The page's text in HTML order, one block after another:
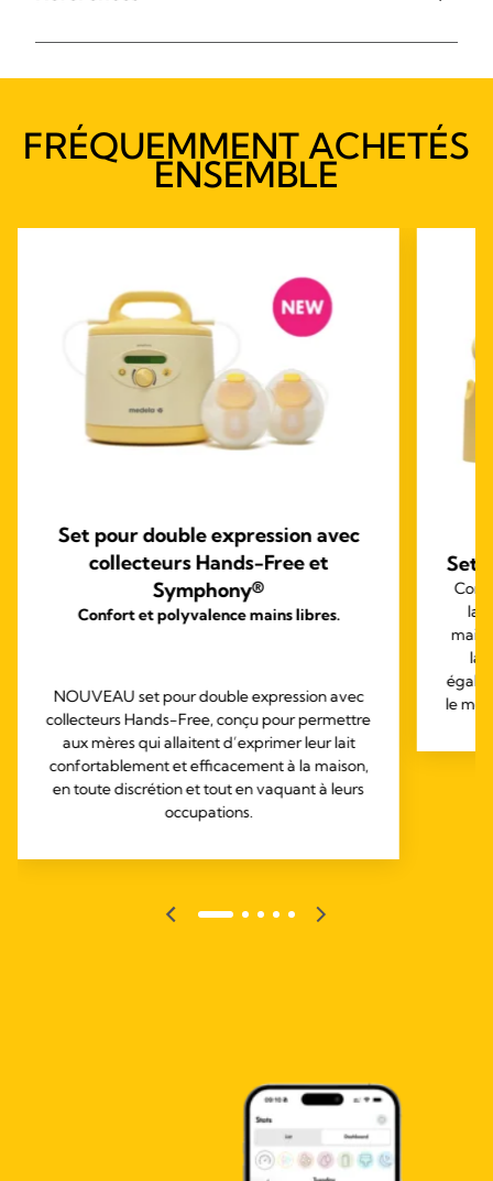
FRÉQUEMMENT ACHETÉS
ENSEMBLE
Set pour double expression avec
collecteurs Hands-Free et
Symphony®
Confort et polyvalence mains libres.
NOUVEAU set pour double expression avec
collecteurs Hands-Free, conçu pour permettre
aux mères qui allaitent d’exprimer leur lait
confortablement et efficacement à la maison,
en toute discrétion et tout en vaquant à leurs
occupations.
Set
le